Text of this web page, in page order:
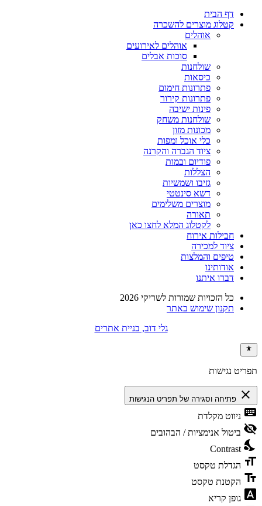
דף הבית
קטלוג מוצרים להשכרה
אוהלים
אוהלים לאירועים
סוכות אבלים
שולחנות
כיסאות
פתרונות חימום
פתרונות קירור
פינות ישיבה
שולחנות משחק
מכונות מזון
כלי אוכל ומפות
ציוד הגברה והקרנה
פודיום ובמות
הצללות
גזיבו ושמשיות
דשא סינטטי
מוצרים משלימים
תאורה
לקטלוג המלא לחצו כאן
חבילות אירוח
ציוד למכירה
טיפים והמלצות
אודותינו
דברו איתנו
כל הזכויות שמורות לשריקי 2026
תקנון שימוש באתר
גלי דוב, בניית אתרים
תפריט נגישות
close פתיחה וסגירה של תפריט הנגישות
keyboard ניווט מקלדת
visibility_off ביטול אנימציות / הבהובים
nights_stay
Contrast
format_size הגדלת טקסט
text_fields הקטנת טקסט
font_download גופן קריא